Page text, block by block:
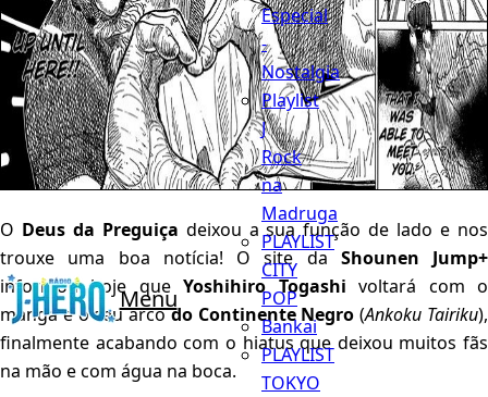
Menu
Especial
-
Nostalgia
Playlist
J
Rock
na
Madruga
PLAYLIST
CITY
POP
Bankai
PLAYLIST
TOKYO
O Deus da Preguiça deixou a sua função de lado e nos
trouxe uma boa notícia! O site da Shounen Jump+
informou hoje queYoshihiro Togashivoltará com o
mangá e o seu arcodo Continente Negro (Ankoku Tairiku),
finalmente acabando com o hiatus que deixou muitos fãs
na mão e com água na boca.